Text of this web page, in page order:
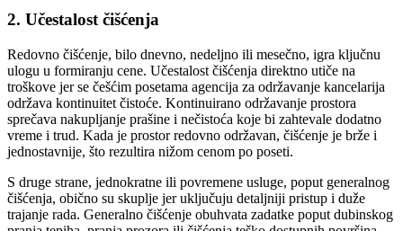
2. Učestalost čišćenja
Redovno čišćenje, bilo dnevno, nedeljno ili mesečno, igra ključnu
ulogu u formiranju cene. Učestalost čišćenja direktno utiče na
troškove jer se češćim posetama agencija za održavanje kancelarija
održava kontinuitet čistoće. Kontinuirano održavanje prostora
sprečava nakupljanje prašine i nečistoća koje bi zahtevale dodatno
vreme i trud. Kada je prostor redovno održavan, čišćenje je brže i
jednostavnije, što rezultira nižom cenom po poseti.
S druge strane, jednokratne ili povremene usluge, poput generalnog
čišćenja, obično su skuplje jer uključuju detaljniji pristup i duže
trajanje rada. Generalno čišćenje obuhvata zadatke poput dubinskog